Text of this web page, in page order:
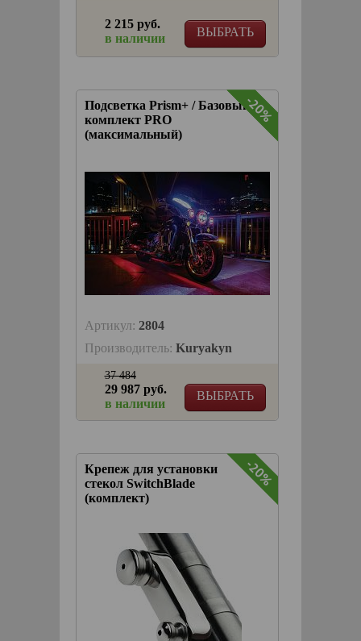
ВЫБРАТЬ
2 215 руб.
в наличии
Подсветка Prism+ / Базовый
комплект PRO
(максимальный)
-20%
-20%
Артикул: 2804
Производитель: Kuryakyn
ВЫБРАТЬ
37 484
29 987 руб.
в наличии
Крепеж для установки
стекол SwitchBlade
(комплект)
-20%